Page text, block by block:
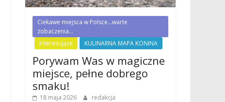
Ciekawe miejsca w Polsce...warte
zobaczenia...
Interesujące
KULINARNA MAPA KONINA
Porywam Was w magiczne
miejsce, pełne dobrego
smaku!
18 maja 2026 redakcja